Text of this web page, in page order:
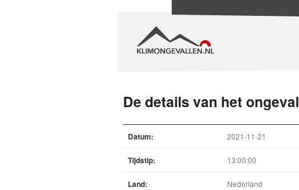
De details van het ongeval
Datum: 2021-11-21
Tijdstip: 13:00:00
Land: Nederland